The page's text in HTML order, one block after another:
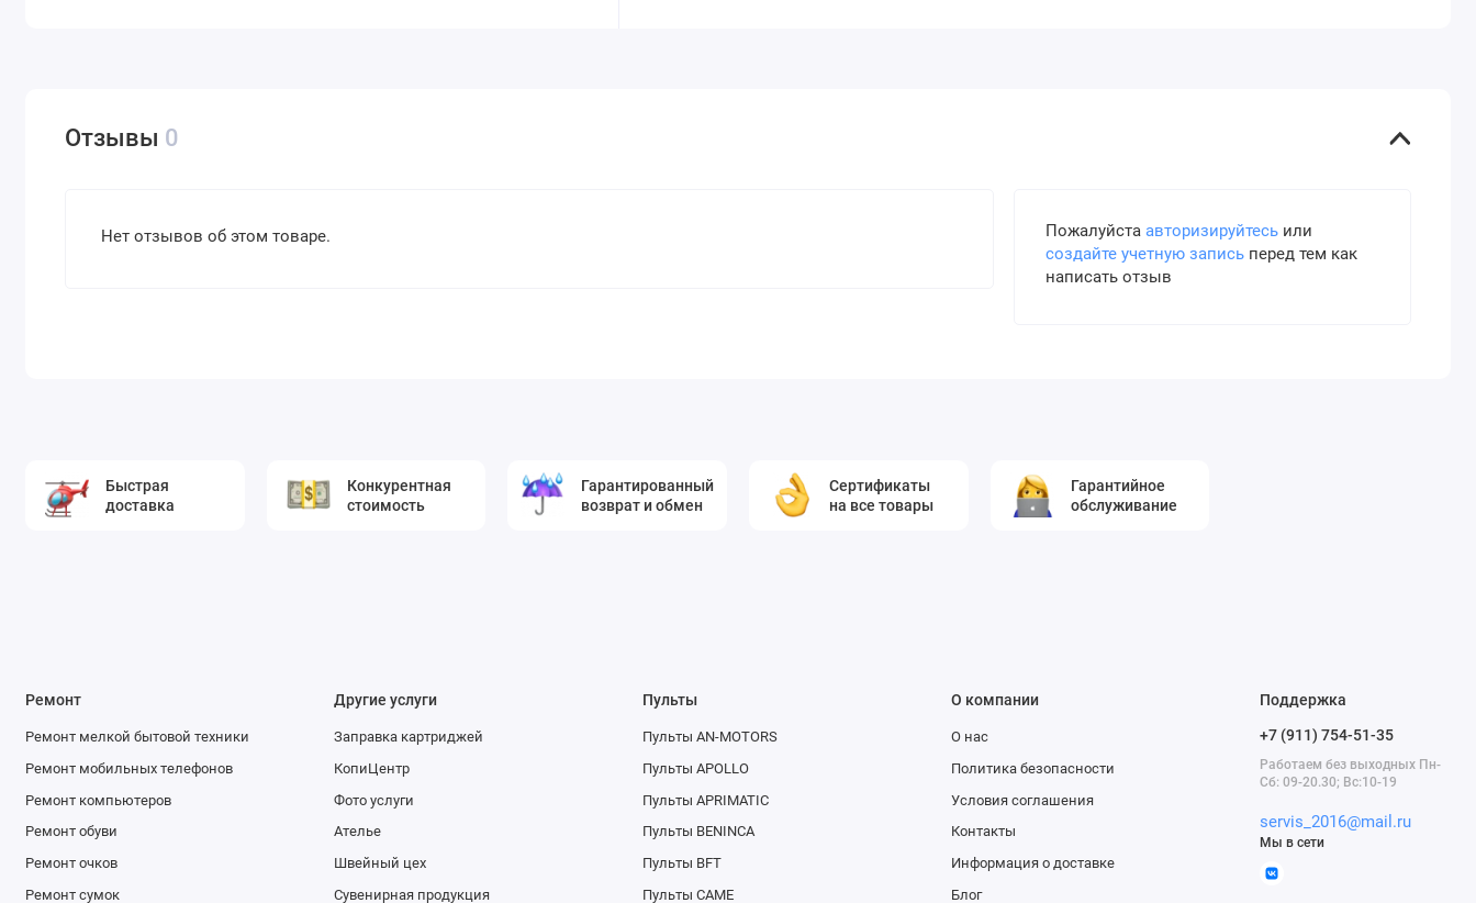
Отзывы 0
Нет отзывов об этом товаре. Пожалуйста авторизируйтесьили
создайте учетную записьперед тем как
написать отзыв
Быстрая
доставка
Конкурентная
стоимость
Гарантированный
возврат и обмен
Сертификаты
на все товары
Гарантийное
обслуживание
Ремонт
Ремонт мелкой бытовой техники
Ремонт мобильных телефонов
Ремонт компьютеров
Ремонт обуви
Ремонт очков
Ремонт сумок
Другие услуги
Заправка картриджей
КопиЦентр
Фото услуги
Ателье
Швейный цех
Сувенирная продукция
Пульты
Пульты AN-MOTORS
Пульты APOLLO
Пульты APRIMATIC
Пульты BENINCA
Пульты BFT
Пульты CAME
О компании
О нас
Политика безопасности
Условия соглашения
Контакты
Информация о доставке
Блог
Поддержка
+7 (911) 754-51-35
Работаем без выходных Пн-
Сб: 09-20.30; Вс:10-19
servis_2016@mail.ru
Мы в сети